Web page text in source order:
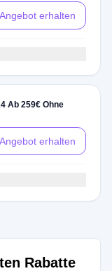
Angebot erhalten
Ab 259€ Ohne
Angebot erhalten
Rabatte